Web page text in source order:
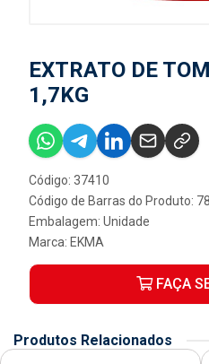
EXTRATO DE
1,7KG
Código: 37410
Código de Barras do Produto:
Embalagem: Unidade
Marca: EKMA
FAÇA
Produtos Relacionados